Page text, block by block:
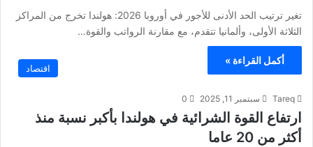
تغير ترتيب الحد الأدنى للأجور في أوروبا 2026: هولندا تخرج من المراكز
الثلاثة الأولى، وألمانيا تتقدم، مع مقارنة الرواتب والقوة…
أكمل القراءة »
اقتصاد
Tareq سبتمبر 11, 2025 0
ارتفاع القوة الشرائية في هولندا بأكبر نسبة منذ
أكثر من 20 عاما